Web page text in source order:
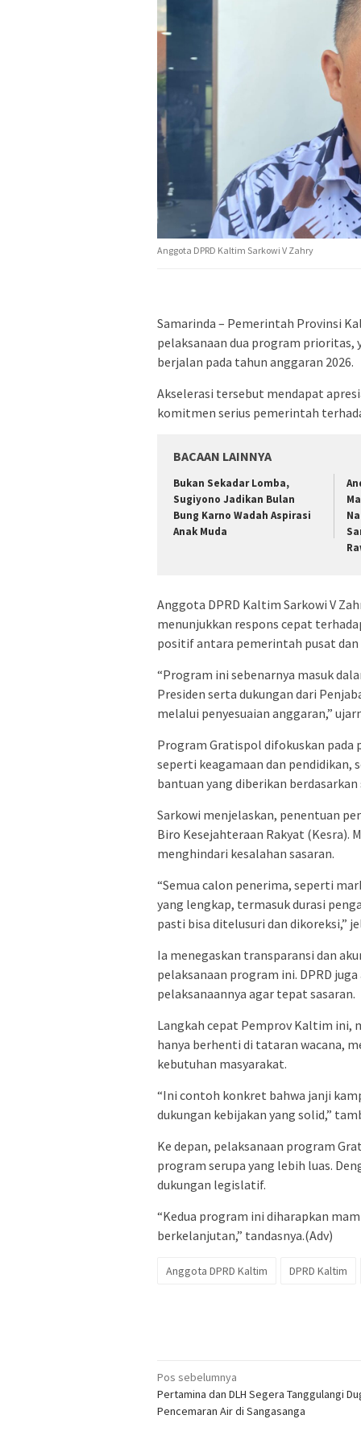
Anggota DPRD Kaltim Sarkowi V Zahry
Samarinda – Pemerintah Provinsi
pelaksanaan dua program prioritas,
berjalan pada tahun anggaran 2026.
Akselerasi tersebut mendapat
komitmen serius pemerintah
BACAAN LAINNYA
Bukan Sekadar Lomba,
Sugiyono Jadikan Bulan
Bung Karno Wadah Aspirasi
Anak Muda
Anggota DPRD Kaltim Sarkowi V
menunjukkan respons cepat
positif antara pemerintah pusat dan
“Program ini sebenarnya masuk
Presiden serta dukungan dari
melalui penyesuaian anggaran,”
Program Gratispol difokuskan pada
seperti keagamaan dan
bantuan yang diberikan
Sarkowi menjelaskan, penentuan
Biro Kesejahteraan Rakyat (Kesra).
menghindari kesalahan sasaran.
“Semua calon penerima, seperti
yang lengkap, termasuk durasi
pasti bisa ditelusuri dan dikoreksi,”
Ia menegaskan transparansi dan
pelaksanaan program ini. DPRD
pelaksanaannya agar tepat sasaran.
Langkah cepat Pemprov Kaltim ini,
hanya berhenti di tataran wacana,
kebutuhan masyarakat.
“Ini contoh konkret bahwa janji
dukungan kebijakan yang solid,”
Ke depan, pelaksanaan program
program serupa yang lebih luas.
dukungan legislatif.
“Kedua program ini diharapkan
berkelanjutan,” tandasnya.(Adv)
Anggota DPRD Kaltim DPRD Kaltim
Navigasi
pos
Pos sebelumnya
Pertamina dan DLH Segera Tanggulangi
Pencemaran Air di Sangasanga